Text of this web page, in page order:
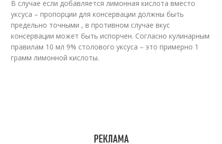
В случае если добавляется лимонная кислота вместо
уксуса – пропорции для консервации должны быть
предельно точными , в противном случае вкус
консервации может быть испорчен. Согласно кулинарным
правилам 10 мл 9% столового уксуса – это примерно 1
грамм лимонной кислоты.